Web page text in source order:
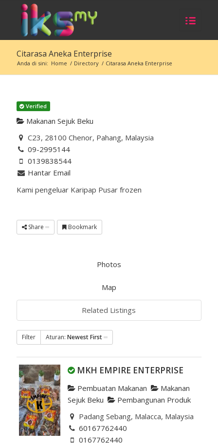
Citarasa Aneka Enterprise
Anda di sini: Home / Directory / Citarasa Aneka Enterprise
Verified
Makanan Sejuk Beku
C23, 28100 Chenor, Pahang, Malaysia
09-2995144
0139838544
Hantar Email
Kami pengeluar Karipap Pusar frozen
Share Bookmark
Photos
Map
Related Listings
Filter Aturan: Newest First
MKH EMPIRE ENTERPRISE
Pembuatan Makanan
Makanan
Sejuk Beku
Pembangunan Produk
Padang Sebang, Malacca, Malaysia
60167762440
0167762440